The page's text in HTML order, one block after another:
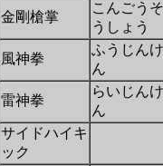
金剛槍掌
こんごうそ
うしょう
風神拳
ふうじんけ
ん
雷神拳
らいじんけ
ん
サイドハイキ
ック